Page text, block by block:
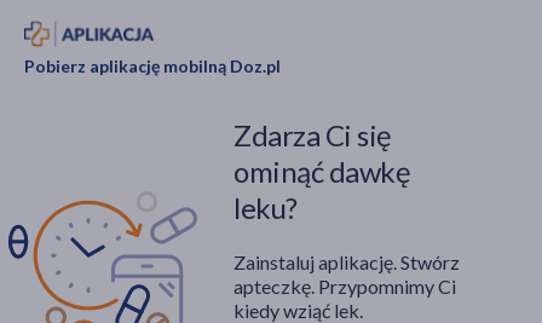
Pobierz aplikację mobilną Doz.pl
Zdarza Ci się
ominąć dawkę
leku?
Zainstaluj aplikację. Stwórz
apteczkę. Przypomnimy Ci
kiedy wziąć lek.